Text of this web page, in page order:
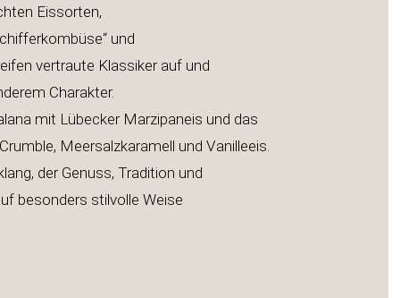
Eissorten,
der Schifferkombüse“ und
vertraute Klassiker auf und
besonderem Charakter.
mit Lübecker Marzipaneis und das
Meersalzkaramell und Vanilleeis.
der Genuss, Tradition und
besonders stilvolle Weise